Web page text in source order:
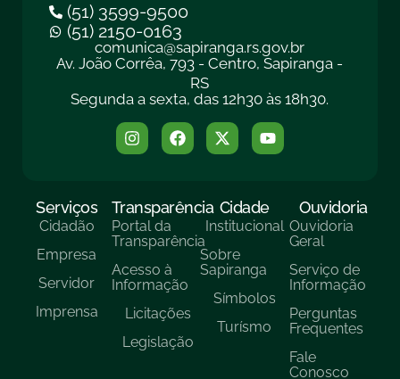
(51) 3599-9500
(51) 2150-0163
comunica@sapiranga.rs.gov.br
Av. João Corrêa, 793 - Centro, Sapiranga -
RS
Segunda a sexta, das 12h30 às 18h30.
Serviços
Cidadão
Empresa
Servidor
Imprensa
Transparência
Portal da
Transparência
Acesso à
Informação
Licitações
Legislação
Cidade
Institucional
Sobre
Sapiranga
Símbolos
Turísmo
Ouvidoria
Ouvidoria
Geral
Serviço de
Informação
Perguntas
Frequentes
Fale
Conosco